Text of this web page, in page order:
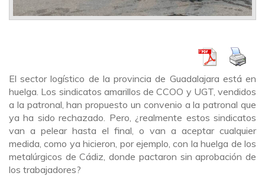
El sector logístico de la provincia de Guadalajara está en
huelga. Los sindicatos amarillos de CCOO y UGT, vendidos
a la patronal, han propuesto un convenio a la patronal que
ya ha sido rechazado. Pero, ¿realmente estos sindicatos
van a pelear hasta el final, o van a aceptar cualquier
medida, como ya hicieron, por ejemplo, con la huelga de los
metalúrgicos de Cádiz, donde pactaron sin aprobación de
los trabajadores?